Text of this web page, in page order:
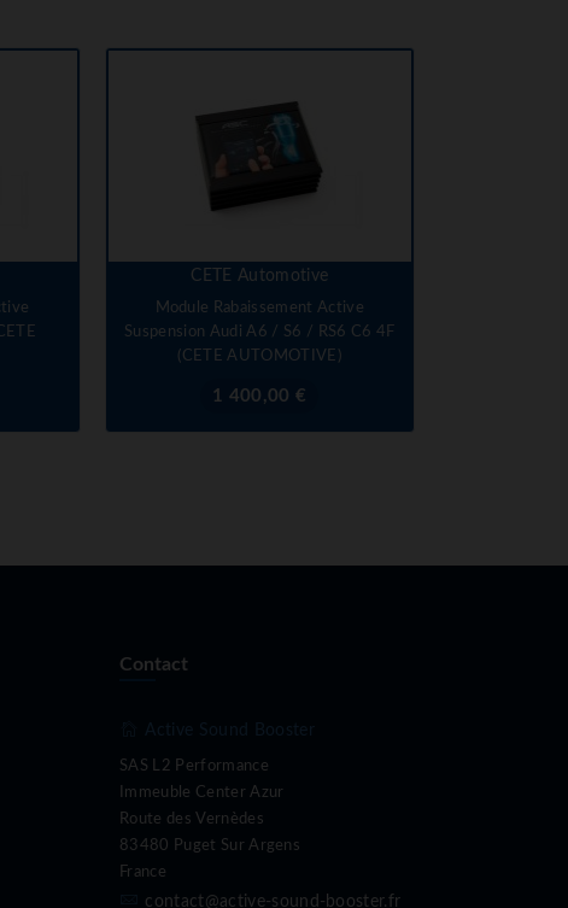
CETE Automotive
Module Rabaissement Active
Suspension Audi A6 / S6 / RS6 C6 4F
(CETE AUTOMOTIVE)
Prix1 400,00 €
Contact
Active Sound Booster
SAS L2 Performance
Immeuble Center Azur
Route des Vernèdes
83480 Puget Sur Argens
France
contact@active-sound-booster.fr